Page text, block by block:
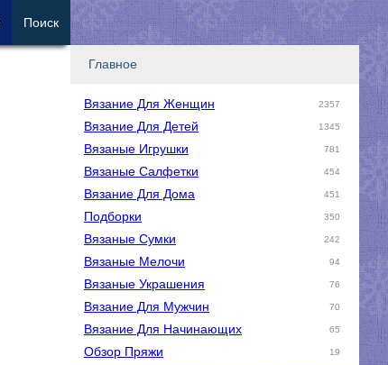
Главное
Вязание Для Женщин 2357
Вязание Для Детей 1345
Вязаные Игрушки 781
Вязаные Салфетки 454
Вязание Для Дома 451
Подборки 350
Вязаные Сумки 242
Вязаные Мелочи 94
Вязаные Украшения 76
Вязание Для Мужчин 70
Вязание Для Начинающих 65
Обзор Пряжи 19
Поиск